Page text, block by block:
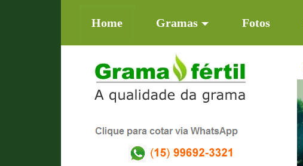
Home(current)Gramas Fotos